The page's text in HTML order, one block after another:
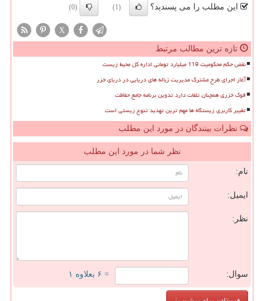
این مطلب را می پسندید؟ (1)
(0)
X
تازه ترین مطالب مرتبط
نقض حکم محکومیت 119 میلیارد تومانی اداره کل محیط زیست
آغاز اجرای طرح مشترک مدیریت زباله های دریایی در دریای خزر
فوک خزری همچنان تلفات دارد تدوین برنامه جامع حفاظت
تغییر کاربری زیستگاه ها مهم ترین تهدید تنوع زیستی است
نظرات بینندگان در مورد این مطلب
نظر شما در مورد این مطلب
نام:
ایمیل:
نظر:
سوال: = ۶ بعلاوه ۱